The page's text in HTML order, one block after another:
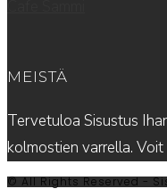
MEISTÄ
Tervetuloa Sisustus
kolmostien varrella.
© All Rights Reserved -